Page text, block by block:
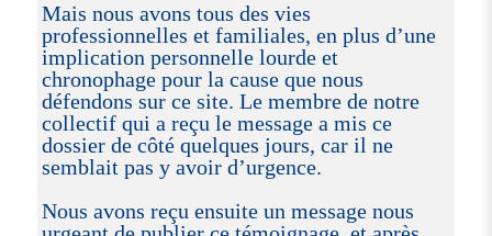
Mais nous avons tous des vies
professionnelles et familiales, en plus d’une
implication personnelle lourde et
chronophage pour la cause que nous
défendons sur ce site. Le membre de notre
collectif qui a reçu le message a mis ce
dossier de côté quelques jours, car il ne
semblait pas y avoir d’urgence.
Nous avons reçu ensuite un message nous